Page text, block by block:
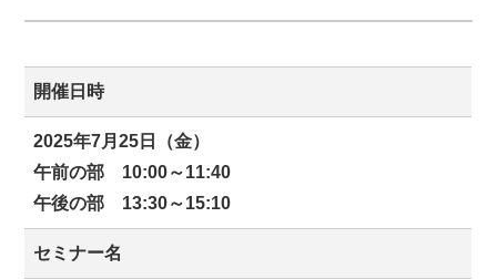
開催日時
2025年7月25日（金）
午前の部 10:00～11:40
午後の部 13:30～15:10
セミナー名